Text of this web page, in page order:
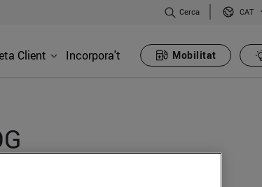
Cerca CAT
Client Incorpora't Mobilitat